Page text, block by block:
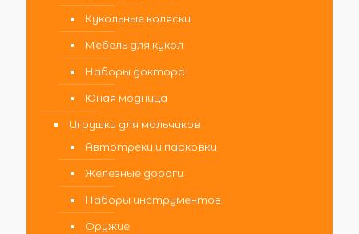
Кукольные коляски
Мебель для кукол
Наборы доктора
Юная модница
Игрушки для мальчиков
Автотреки и парковки
Железные дороги
Наборы инструментов
Оружие